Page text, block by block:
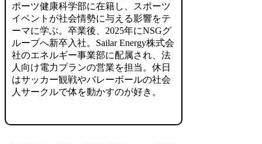
ポーツ健康科学部に在籍し、スポーツ
イベントが社会情勢に与える影響をテ
ーマに学ぶ。卒業後、2025年にNSGグ
ループへ新卒入社。Sailar Energy株式会
社のエネルギー事業部に配属され、法
人向け電力プランの営業を担当。休日
はサッカー観戦やバレーボールの社会
人サークルで体を動かすのが好き。